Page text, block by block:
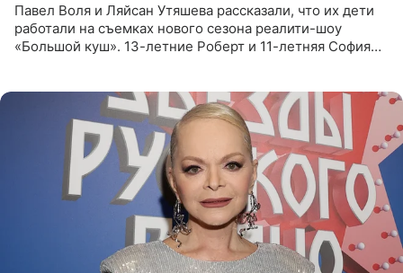
Павел Воля и Ляйсан Утяшева рассказали, что их дети
работали на съемках нового сезона реалити-шоу
«Большой куш». 13-летние Роберт и 11-летняя София